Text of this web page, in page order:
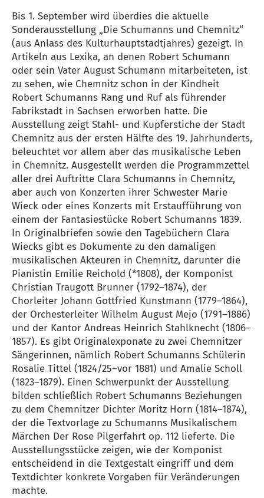
Bis 1. September wird überdies die aktuelle
Sonderausstellung „Die Schumanns und Chemnitz“
(aus Anlass des Kulturhauptstadtjahres) gezeigt. In
Artikeln aus Lexika, an denen Robert Schumann
oder sein Vater August Schumann mitarbeiteten, ist
zu sehen, wie Chemnitz schon in der Kindheit
Robert Schumanns Rang und Ruf als führender
Fabrikstadt in Sachsen erworben hatte. Die
Ausstellung zeigt Stahl- und Kupferstiche der Stadt
Chemnitz aus der ersten Hälfte des 19. Jahrhunderts,
beleuchtet vor allem aber das musikalische Leben
in Chemnitz. Ausgestellt werden die Programmzettel
aller drei Auftritte Clara Schumanns in Chemnitz,
aber auch von Konzerten ihrer Schwester Marie
Wieck oder eines Konzerts mit Erstaufführung von
einem der Fantasiestücke Robert Schumanns 1839.
In Originalbriefen sowie den Tagebüchern Clara
Wiecks gibt es Dokumente zu den damaligen
musikalischen Akteuren in Chemnitz, darunter die
Pianistin Emilie Reichold (*1808), der Komponist
Christian Traugott Brunner (1792–1874), der
Chorleiter Johann Gottfried Kunstmann (1779–1864),
der Orchesterleiter Wilhelm August Mejo (1791–1886)
und der Kantor Andreas Heinrich Stahlknecht (1806–
1857). Es gibt Originalexponate zu zwei Chemnitzer
Sängerinnen, nämlich Robert Schumanns Schülerin
Rosalie Tittel (1824/25–vor 1881) und Amalie Scholl
(1823–1879). Einen Schwerpunkt der Ausstellung
bilden schließlich Robert Schumanns Beziehungen
zu dem Chemnitzer Dichter Moritz Horn (1814–1874),
der die Textvorlage zu Schumanns Musikalischem
Märchen Der Rose Pilgerfahrt op. 112 lieferte. Die
Ausstellungsstücke zeigen, wie der Komponist
entscheidend in die Textgestalt eingriff und dem
Textdichter konkrete Vorgaben für Veränderungen
machte.